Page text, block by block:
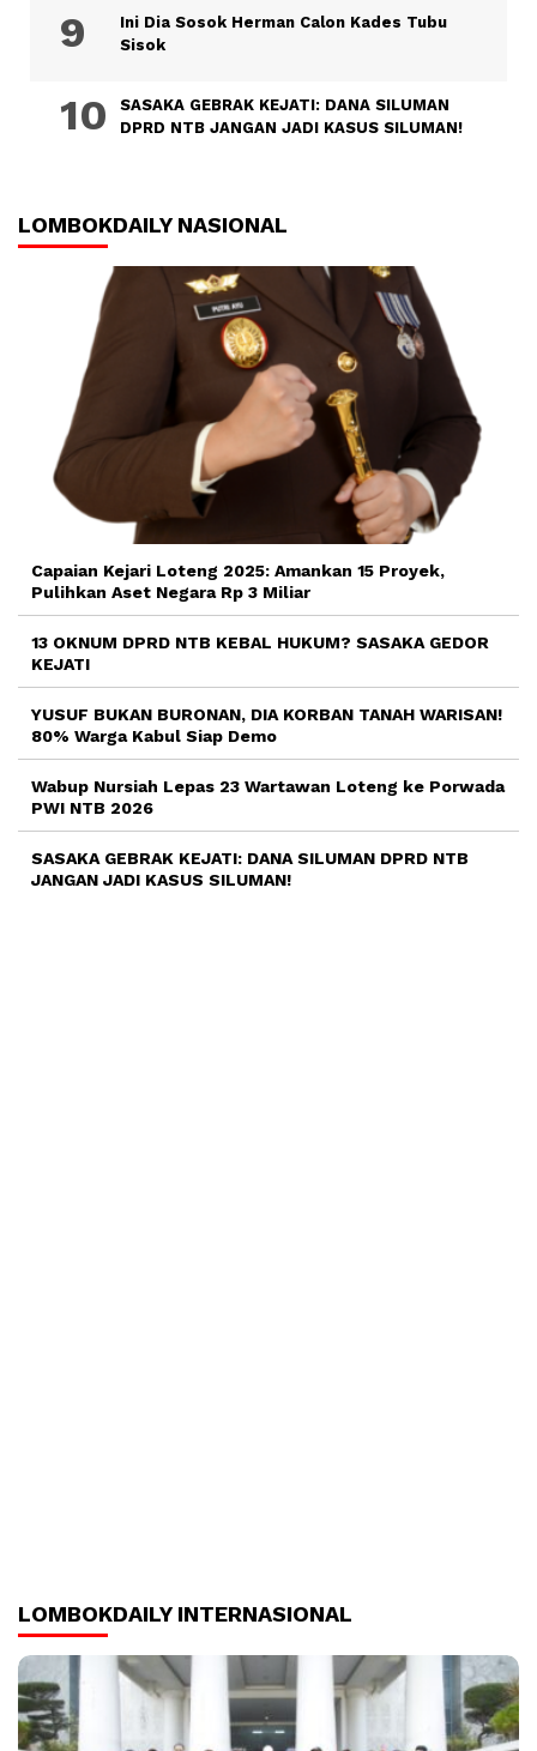
Ini Dia Sosok Herman Calon Kades Tubu
Sisok
SASAKA GEBRAK KEJATI: DANA SILUMAN
DPRD NTB JANGAN JADI KASUS SILUMAN!
LOMBOKDAILY NASIONAL
Capaian Kejari Loteng 2025: Amankan 15 Proyek,
Pulihkan Aset Negara Rp 3 Miliar
13 OKNUM DPRD NTB KEBAL HUKUM? SASAKA GEDOR
KEJATI
YUSUF BUKAN BURONAN, DIA KORBAN TANAH WARISAN!
80% Warga Kabul Siap Demo
Wabup Nursiah Lepas 23 Wartawan Loteng ke Porwada
PWI NTB 2026
SASAKA GEBRAK KEJATI: DANA SILUMAN DPRD NTB
JANGAN JADI KASUS SILUMAN!
LOMBOKDAILY INTERNASIONAL